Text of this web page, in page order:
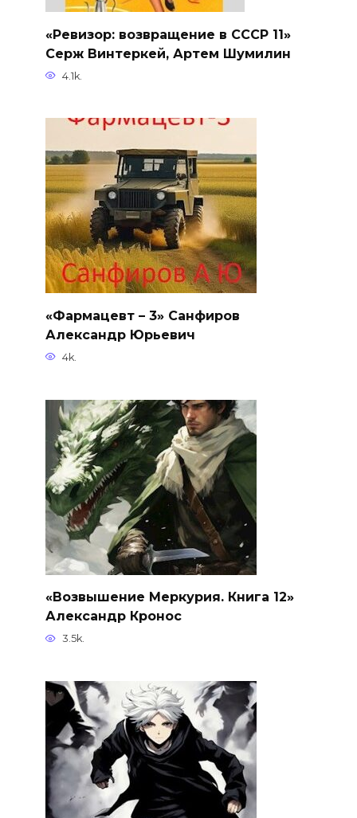
«Ревизор: возвращение в СССР 11»
Серж Винтеркей, Артем Шумилин
4.1k.
«Фармацевт – 3» Санфиров
Александр Юрьевич
4k.
«Возвышение Меркурия. Книга 12»
Александр Кронос
3.5k.